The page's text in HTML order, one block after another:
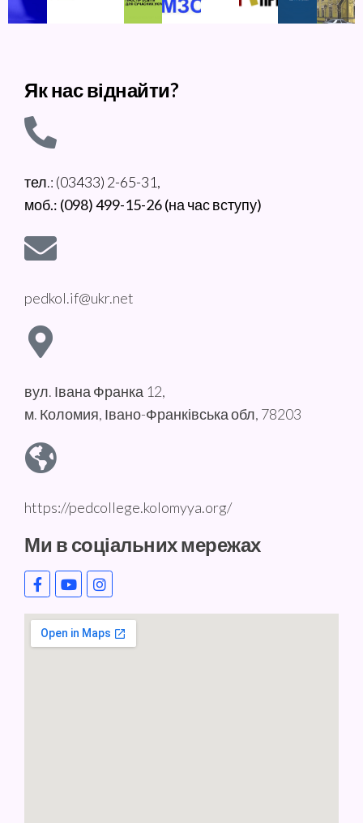
Як нас віднайти?
тел.: (03433) 2-65-31,
моб.: (098) 499-15-26 (на час вступу)
pedkol.if@ukr.net
вул. Івана Франка 12,
м. Коломия, Івано-Франківська обл, 78203
https://pedcollege.kolomyya.org/
Ми в соціальних мережах